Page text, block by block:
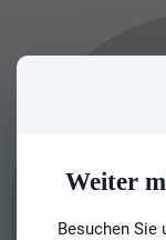
Weiter
Besuchen Sie